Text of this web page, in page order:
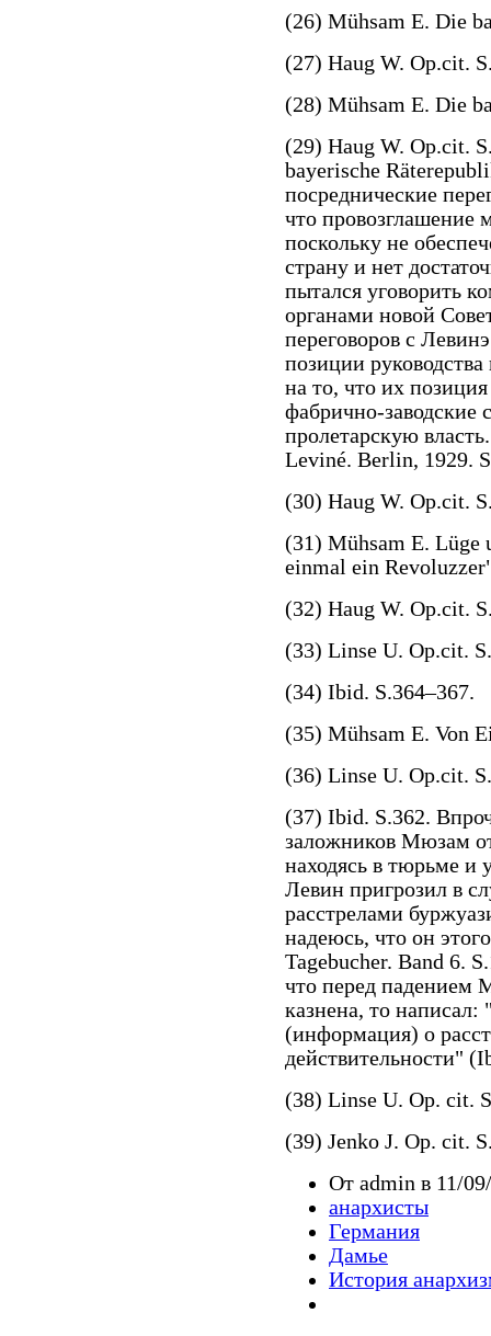
(26) Mühsam E. Die
(27) Haug W. Op.cit.
(28) Mühsam E. Die
(29) Haug W. Op.cit.
bayerische
посреднические
что
поскольку не
страну и нет
пытался уговорить
органами новой
переговоров с
позиции
на то, что их
фабрично-заводские
пролетарскую
Leviné. Berlin, 1929.
(30) Haug W. Op.cit.
(31) Mühsam E. Lüge
einmal ein
(32) Haug W. Op.cit.
(33) Linse U. Op.cit.
(34) Ibid. S.364–367.
(35) Mühsam E. Von
(36) Linse U. Op.cit.
(37) Ibid. S.362.
заложников Мюзам
находясь в тюрьме и
Левин пригрозил в
расстрелами
надеюсь, что он
Tagebucher. Band 6.
что перед падением
казнена, то написал:
(информация) о
действительности"
(38) Linse U. Op. cit.
(39) Jenko J. Op. cit.
От admin в 11/
анархисты
Германия
Дамье
История